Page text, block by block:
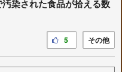
汚染された食品が拾える数
その他
5